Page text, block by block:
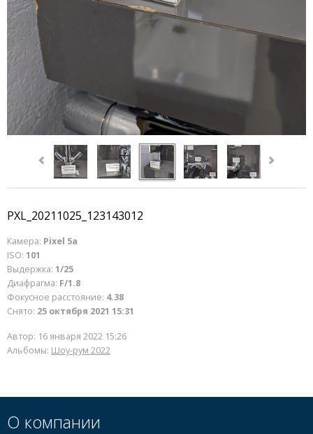
PXL_20211025_123143012
Камера: Pixel 5a
ISO: 101
Выдержка: 1/25
Диафрагма: F/1.8
Фокусное расстояние: 4.38
Снято: 25 октября 2021 15:31
Автор: 16 января 2022 15:26
Альбомы: Шоу-рум 2022
О компании